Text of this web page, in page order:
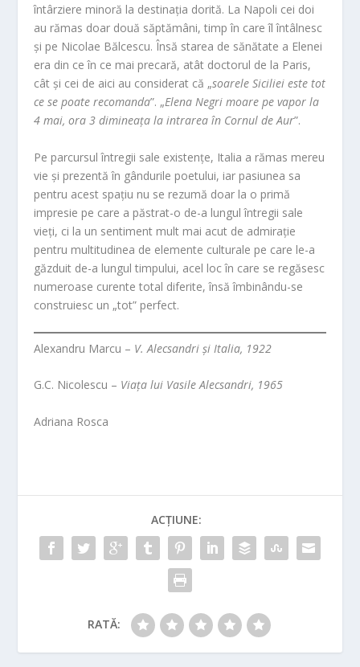
întârziere minoră la destinația dorită. La Napoli cei doi
au rămas doar două săptămâni, timp în care îl întâlnesc
și pe Nicolae Bălcescu. Însă starea de sănătate a Elenei
era din ce în ce mai precară, atât doctorul de la Paris,
cât și cei de aici au considerat că „soarele Siciliei este tot
ce se poate recomanda”. „Elena Negri moare pe vapor la
4 mai, ora 3 dimineața la intrarea în Cornul de Aur”.
Pe parcursul întregii sale existențe, Italia a rămas mereu
vie și prezentă în gândurile poetului, iar pasiunea sa
pentru acest spațiu nu se rezumă doar la o primă
impresie pe care a păstrat-o de-a lungul întregii sale
vieți, ci la un sentiment mult mai acut de admirație
pentru multitudinea de elemente culturale pe care le-a
găzduit de-a lungul timpului, acel loc în care se regăsesc
numeroase curente total diferite, însă îmbinându-se
construiesc un „tot” perfect.
Alexandru Marcu – V. Alecsandri și Italia, 1922
G.C. Nicolescu – Viața lui Vasile Alecsandri, 1965
Adriana Rosca
ACȚIUNE:
RATĂ: